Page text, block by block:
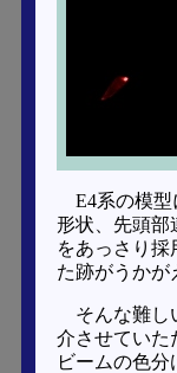
E4系の模
形状、先頭部
をあっさり
た跡がうかが
そんな難し
介させていた
ビームの色